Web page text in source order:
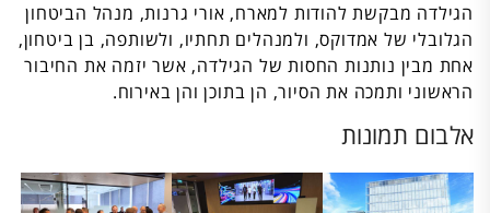
הגילדה מבקשת להודות למארח, אורי גרנות, מנהל הביטחון
הגלובלי של אמדוקס, ולמנהלים תחתיו, ולשותפה, בן ביטחון,
אחת מבין נותנות החסות של הגילדה, אשר יזמה את החיבור
הראשוני ותמכה את הסיור, הן בתוכן והן באירוח.
אלבום תמונות